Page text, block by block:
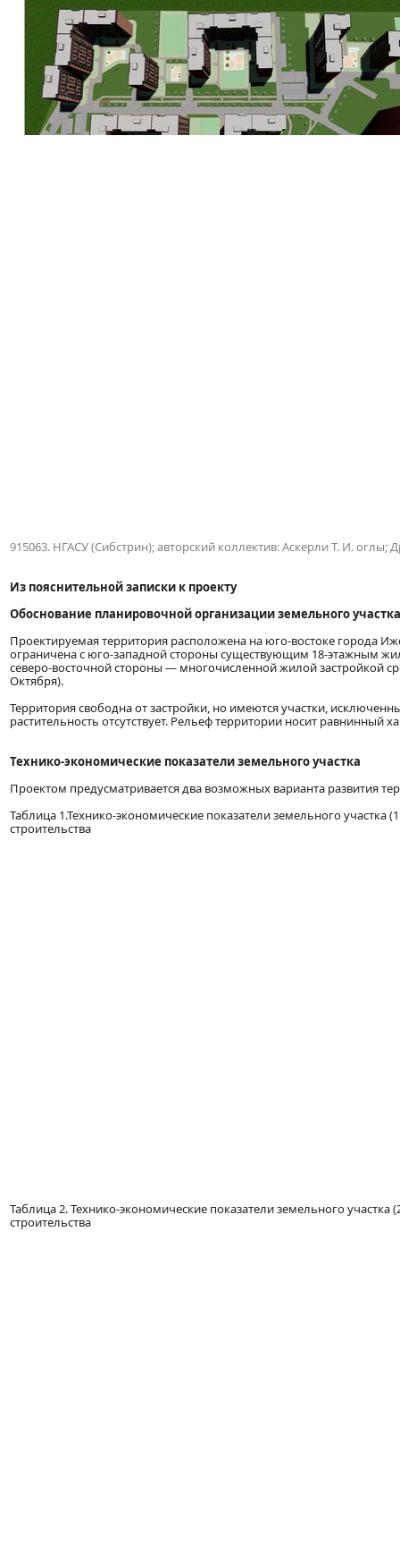
915063. НГАСУ (Сибстрин); авторский коллектив: Аскерли Т. И.
Из пояснительной записки к проекту
Обоснование планировочной организации земельного участка
Проектируемая территория расположена на юго-востоке города
ограничена с юго-западной стороны существующим 18-этажным
северо-восточной стороны — многочисленной жилой застройкой
Октября).
Территория свободна от застройки, но имеются участки,
растительность отсутствует. Рельеф территории носит равнинный
Технико-экономические показатели земельного участка
Проектом предусматривается два возможных варианта развития
Таблица 1.Технико-экономические показатели земельного
строительства
Таблица 2. Технико-экономические показатели земельного
строительства